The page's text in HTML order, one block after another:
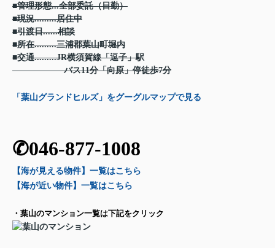
■管理形態...全部委託（日勤）
■現況.........居住中
■引渡日......相談
■所在.........三浦郡葉山町堀内
■交通.........JR横須賀線「逗子」駅
バス11分「向原」停徒歩7分
「葉山グランドヒルズ」をグーグルマップで見る
✆046-877-1008
【海が見える物件】一覧はこちら
【海が近い物件】一覧はこちら
・葉山のマンション一覧は下記をクリック